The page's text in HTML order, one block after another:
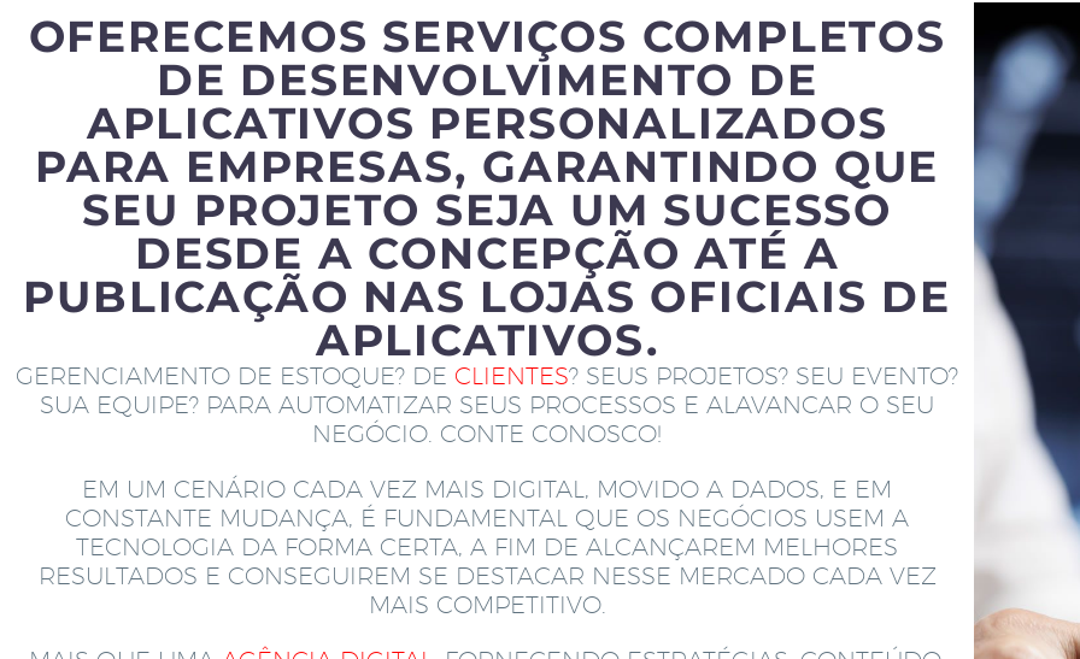
OFERECEMOS SERVIÇOS COMPLETOS
DE DESENVOLVIMENTO DE
APLICATIVOS PERSONALIZADOS
PARA EMPRESAS, GARANTINDO QUE
SEU PROJETO SEJA UM SUCESSO
DESDE A CONCEPÇÃO ATÉ A
PUBLICAÇÃO NAS LOJAS OFICIAIS DE
APLICATIVOS.
GERENCIAMENTO DE ESTOQUE? DE CLIENTES? SEUS PROJETOS? SEU EVENTO?
SUA EQUIPE? PARA AUTOMATIZAR SEUS PROCESSOS E ALAVANCAR O SEU
NEGÓCIO. CONTE CONOSCO!
EM UM CENÁRIO CADA VEZ MAIS DIGITAL, MOVIDO A DADOS, E EM
CONSTANTE MUDANÇA, É FUNDAMENTAL QUE OS NEGÓCIOS USEM A
TECNOLOGIA DA FORMA CERTA, A FIM DE ALCANÇAREM MELHORES
RESULTADOS E CONSEGUIREM SE DESTACAR NESSE MERCADO CADA VEZ
MAIS COMPETITIVO.